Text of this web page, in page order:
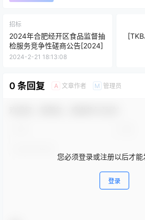
招标
2024年合肥经开区食品监督抽
检服务竞争性磋商公告[2024]
2024-2-21 18:13:08
0 条回复 A 文章作者 M 管理员
您必须登录或注册以后才能
登录